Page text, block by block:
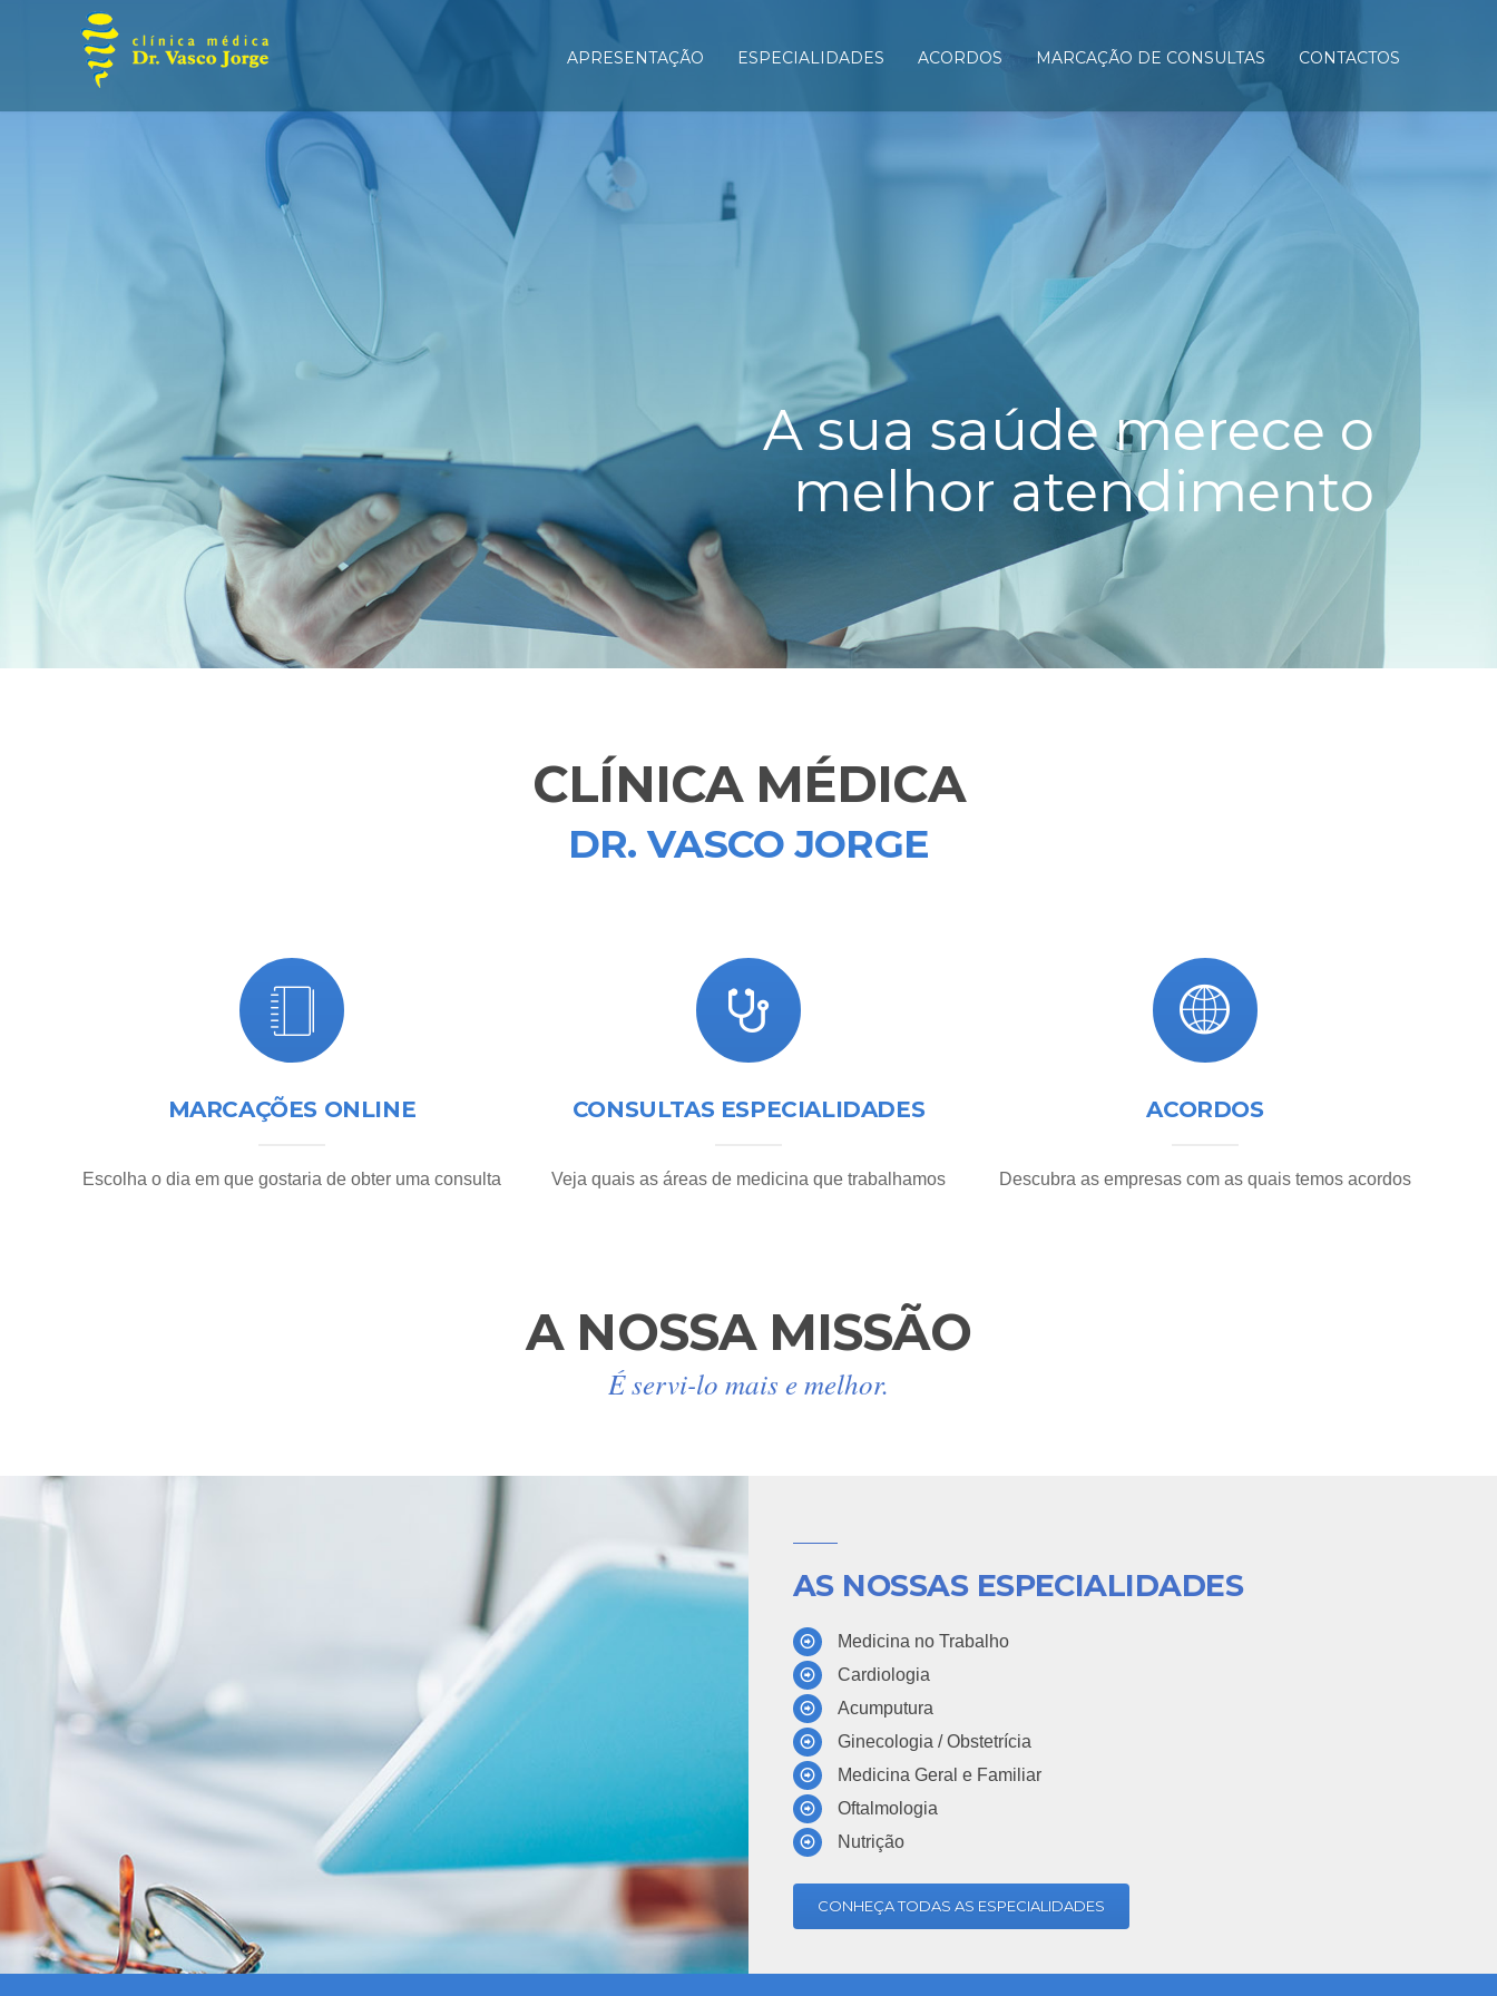
APRESENTAÇÃO ESPECIALIDADES ACORDOS MARCAÇÃO DE CONSULTAS CONTACTOS
A sua saúdemerece o
melhor atendimento
CLÍNICA MÉDICA
DR. VASCO JORGE
MARCAÇÕES ONLINE
Escolha o dia em que gostaria de obter uma consulta
CONSULTAS ESPECIALIDADES
Veja quais as áreas de medicina que trabalhamos
ACORDOS
Descubra as empresas com as quais temos acordos
A NOSSA MISSÃO
É servi-lo mais e melhor.
AS NOSSAS ESPECIALIDADES
Medicina no Trabalho
Cardiologia
Acumputura
Ginecologia / Obstetrícia
Medicina Geral e Familiar
Oftalmologia
Nutrição
CONHEÇA TODAS AS ESPECIALIDADES